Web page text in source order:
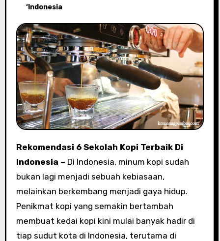
‘Indonesia
Rekomendasi 6 Sekolah Kopi Terbaik Di
Indonesia – Di Indonesia, minum kopi sudah
bukan lagi menjadi sebuah kebiasaan,
melainkan berkembang menjadi gaya hidup.
Penikmat kopi yang semakin bertambah
membuat kedai kopi kini mulai banyak hadir di
tiap sudut kota di Indonesia, terutama di